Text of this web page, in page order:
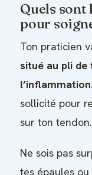
Quels sont
pour
Ton praticien
situé au pli
l’inflammation
sollicité pour
sur ton tendon.
Ne sois pas
tes épaules